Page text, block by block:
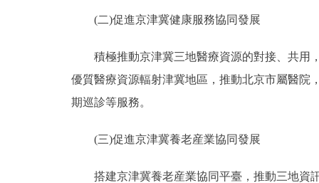
(二)促進京津冀健康服務協同發展
積極推動京津冀三地醫療資源的對接、共用，
優質醫療資源輻射津冀地區，推動北京市屬醫院
期巡診等服務。
(三)促進京津冀養老産業協同發展
搭建京津冀養老産業協同平臺，推動三地資訊